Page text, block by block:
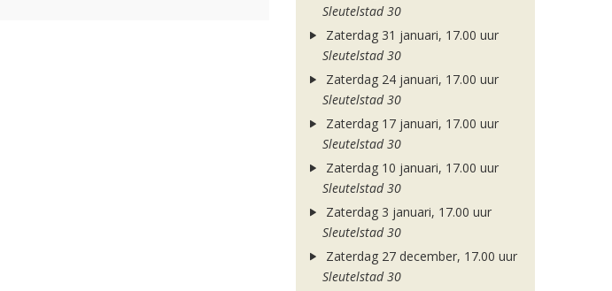
Sleutelstad 30
Zaterdag 31 januari, 17.00 uur
Sleutelstad 30
Zaterdag 24 januari, 17.00 uur
Sleutelstad 30
Zaterdag 17 januari, 17.00 uur
Sleutelstad 30
Zaterdag 10 januari, 17.00 uur
Sleutelstad 30
Zaterdag 3 januari, 17.00 uur
Sleutelstad 30
Zaterdag 27 december, 17.00 uur
Sleutelstad 30